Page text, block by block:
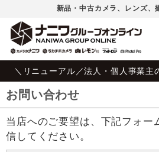
新品・中古カメラ、レンズ、
＼リニューアル／法人・個人事業主
お問い合わせ
当店へのご要望は、下記フォー
信してください。